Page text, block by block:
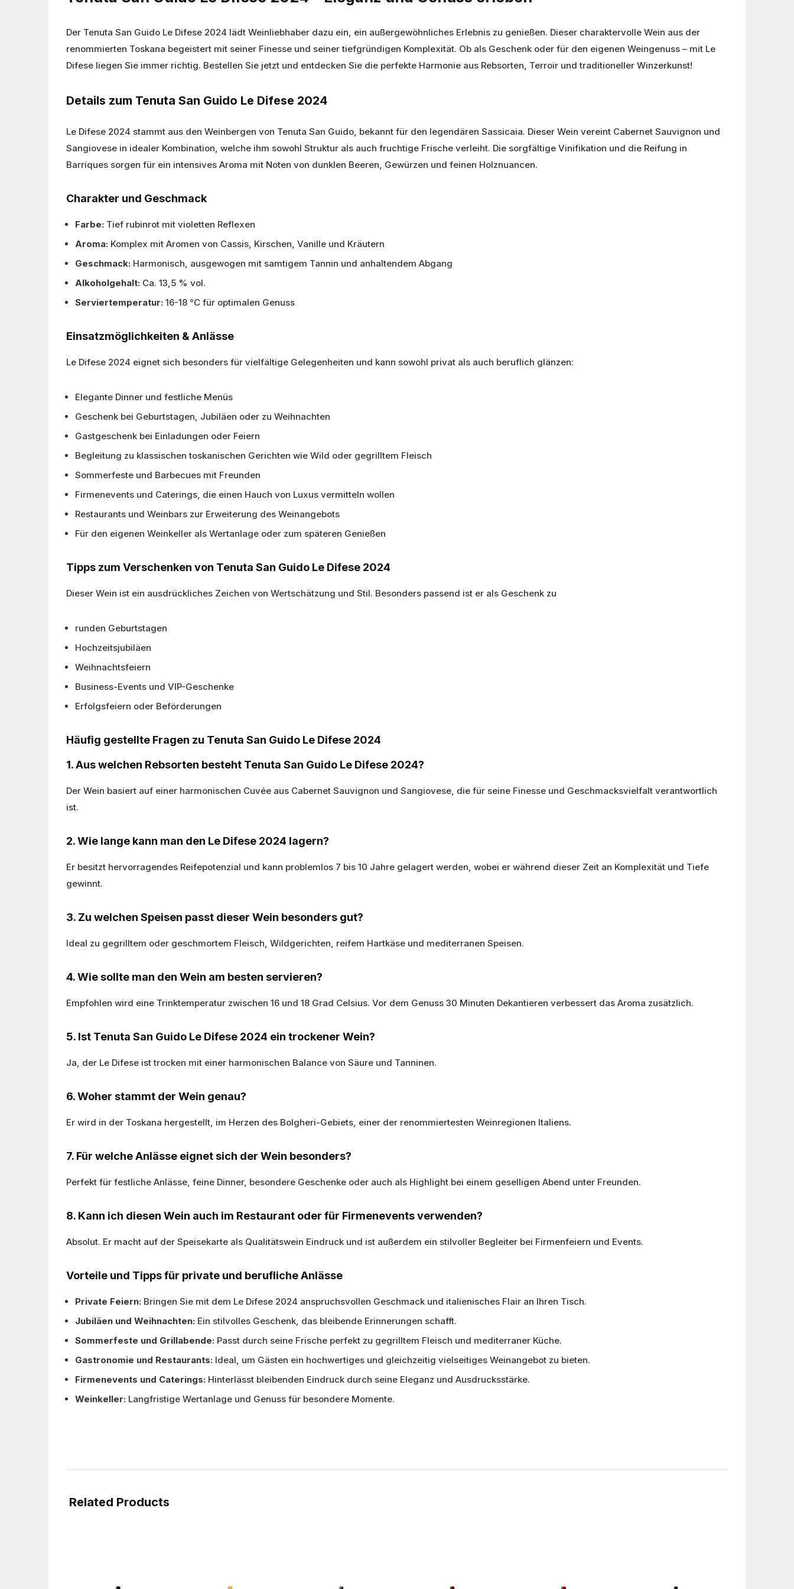
Der Tenuta San Guido Le Difese 2024 lädt Weinliebhaber dazu ein, ein außergewöhnliches Erlebnis zu genießen. Dieser charaktervolle Wein aus der
renommierten Toskana begeistert mit seiner Finesse und seiner tiefgründigen Komplexität. Ob als Geschenk oder für den eigenen Weingenuss – mit Le
Difese liegen Sie immer richtig. Bestellen Sie jetzt und entdecken Sie die perfekte Harmonie aus Rebsorten, Terroir und traditioneller Winzerkunst!
Details zum Tenuta San Guido Le Difese 2024
Le Difese 2024 stammt aus den Weinbergen von Tenuta San Guido, bekannt für den legendären Sassicaia. Dieser Wein vereint Cabernet Sauvignon und
Sangiovese in idealer Kombination, welche ihm sowohl Struktur als auch fruchtige Frische verleiht. Die sorgfältige Vinifikation und die Reifung in
Barriques sorgen für ein intensives Aroma mit Noten von dunklen Beeren, Gewürzen und feinen Holznuancen.
Charakter und Geschmack
Farbe: Tief rubinrot mit violetten Reflexen
Aroma: Komplex mit Aromen von Cassis, Kirschen, Vanille und Kräutern
Geschmack: Harmonisch, ausgewogen mit samtigem Tannin und anhaltendem Abgang
Alkoholgehalt: Ca. 13,5 % vol.
Serviertemperatur: 16-18 °C für optimalen Genuss
Einsatzmöglichkeiten & Anlässe
Le Difese 2024 eignet sich besonders für vielfältige Gelegenheiten und kann sowohl privat als auch beruflich glänzen:
Elegante Dinner und festliche Menüs
Geschenk bei Geburtstagen, Jubiläen oder zu Weihnachten
Gastgeschenk bei Einladungen oder Feiern
Begleitung zu klassischen toskanischen Gerichten wie Wild oder gegrilltem Fleisch
Sommerfeste und Barbecues mit Freunden
Firmenevents und Caterings, die einen Hauch von Luxus vermitteln wollen
Restaurants und Weinbars zur Erweiterung des Weinangebots
Für den eigenen Weinkeller als Wertanlage oder zum späteren Genießen
Tipps zum Verschenken von Tenuta San Guido Le Difese 2024
Dieser Wein ist ein ausdrückliches Zeichen von Wertschätzung und Stil. Besonders passend ist er als Geschenk zu
runden Geburtstagen
Hochzeitsjubiläen
Weihnachtsfeiern
Business-Events und VIP-Geschenke
Erfolgsfeiern oder Beförderungen
Häufig gestellte Fragen zu Tenuta San Guido Le Difese 2024
1. Aus welchen Rebsorten besteht Tenuta San Guido Le Difese 2024?
Der Wein basiert auf einer harmonischen Cuvée aus Cabernet Sauvignon und Sangiovese, die für seine Finesse und Geschmacksvielfalt verantwortlich
ist.
2. Wie lange kann man den Le Difese 2024 lagern?
Er besitzt hervorragendes Reifepotenzial und kann problemlos 7 bis 10 Jahre gelagert werden, wobei er während dieser Zeit an Komplexität und Tiefe
gewinnt.
3. Zu welchen Speisen passt dieser Wein besonders gut?
Ideal zu gegrilltem oder geschmortem Fleisch, Wildgerichten, reifem Hartkäse und mediterranen Speisen.
4. Wie sollte man den Wein am besten servieren?
Empfohlen wird eine Trinktemperatur zwischen 16 und 18 Grad Celsius. Vor dem Genuss 30 Minuten Dekantieren verbessert das Aroma zusätzlich.
5. Ist Tenuta San Guido Le Difese 2024 ein trockener Wein?
Ja, der Le Difese ist trocken mit einer harmonischen Balance von Säure und Tanninen.
6. Woher stammt der Wein genau?
Er wird in der Toskana hergestellt, im Herzen des Bolgheri-Gebiets, einer der renommiertesten Weinregionen Italiens.
7. Für welche Anlässe eignet sich der Wein besonders?
Perfekt für festliche Anlässe, feine Dinner, besondere Geschenke oder auch als Highlight bei einem geselligen Abend unter Freunden.
8. Kann ich diesen Wein auch im Restaurant oder für Firmenevents verwenden?
Absolut. Er macht auf der Speisekarte als Qualitätswein Eindruck und ist außerdem ein stilvoller Begleiter bei Firmenfeiern und Events.
Vorteile und Tipps für private und berufliche Anlässe
Private Feiern: Bringen Sie mit dem Le Difese 2024 anspruchsvollen Geschmack und italienisches Flair an Ihren Tisch.
Jubiläen und Weihnachten: Ein stilvolles Geschenk, das bleibende Erinnerungen schafft.
Sommerfeste und Grillabende: Passt durch seine Frische perfekt zu gegrilltem Fleisch und mediterraner Küche.
Gastronomie und Restaurants: Ideal, um Gästen ein hochwertiges und gleichzeitig vielseitiges Weinangebot zu bieten.
Firmenevents und Caterings: Hinterlässt bleibenden Eindruck durch seine Eleganz und Ausdrucksstärke.
Weinkeller: Langfristige Wertanlage und Genuss für besondere Momente.
Related Products